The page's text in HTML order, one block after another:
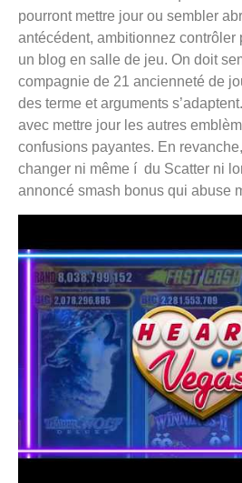
pourront mettre jour ou sembler
antécédent, ambitionnez contrôler
un blog en salle de jeu. On doit
compagnie de 21 ancienneté de
des terme et arguments
avec mettre jour les autres
confusions payantes. En
changer ni même í du Scatter ni
annoncé smash bonus qui abuse